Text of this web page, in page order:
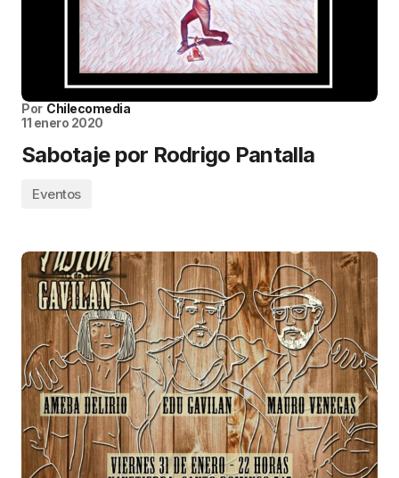
Por Chilecomedia
11 enero 2020
Sabotaje por Rodrigo Pantalla
Eventos